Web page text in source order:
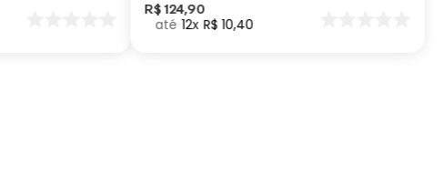
Permitido uso de centrifuga e máquina secadora.
R$ 124,90
12 R$ 10,40